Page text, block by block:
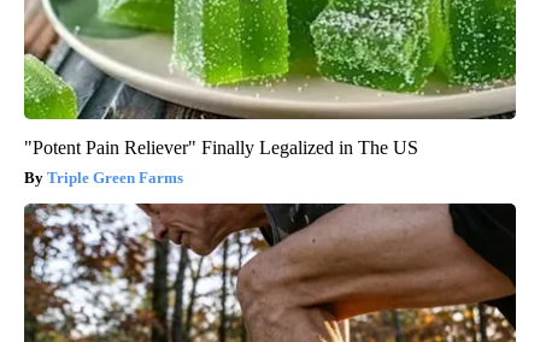
"Potent Pain Reliever" Finally Legalized in The US
Triple Green Farms